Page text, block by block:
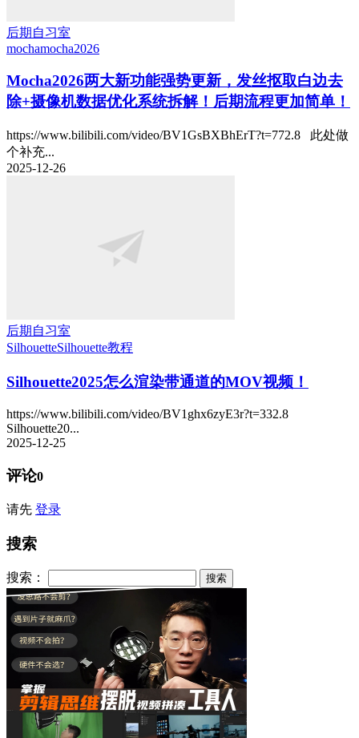
后期自习室
mochamocha2026
Mocha2026两大新功能强势更新，发丝抠取白边去
除+摄像机数据优化系统拆解！后期流程更加简单！
https://www.bilibili.com/video/BV1GsBXBhErT?t=772.8 此处做
个补充...
2025-12-26
后期自习室
SilhouetteSilhouette教程
Silhouette2025怎么渲染带通道的MOV视频！
https://www.bilibili.com/video/BV1ghx6zyE3r?t=332.8
Silhouette20...
2025-12-25
评论0
请先 登录
搜索
搜索：